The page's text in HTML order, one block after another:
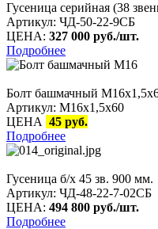
Гусеница серийная (38
Артикул: ЧД-50-22-9СБ
ЦЕНА: 327 000 руб./шт.
Подробнее
Болт башмачный
Артикул: М16х1,5х60
ЦЕНА 45 руб.
Подробнее
Гусеница б/х 45 зв. 900 мм.
Артикул: ЧД-48-22-7-02СБ
ЦЕНА: 494 800 руб./шт.
Подробнее